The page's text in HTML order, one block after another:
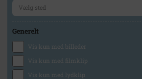
Generelt
Vis kun med billeder
Vis kun med filmklip
Vis kun med lydklip